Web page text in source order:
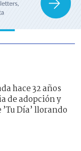
hace 32 años
de adopción y
Día’ llorando